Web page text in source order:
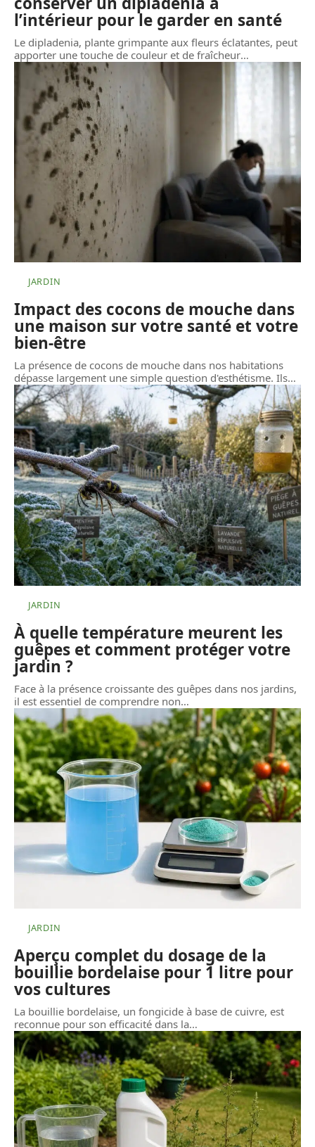
l’intérieur pour le garder en santé
Le dipladenia, plante grimpante aux fleurs éclatantes, peut
apporter une touche de couleur et de fraîcheur…
JARDIN
Impact des cocons de mouche dans
une maison sur votre santé et votre
bien-être
La présence de cocons de mouche dans nos habitations
dépasse largement une simple question d'esthétisme. Ils…
JARDIN
À quelle température meurent les
guêpes et comment protéger votre
jardin ?
Face à la présence croissante des guêpes dans nos jardins,
il est essentiel de comprendre non…
JARDIN
Aperçu complet du dosage de la
bouillie bordelaise pour 1 litre pour
vos cultures
La bouillie bordelaise, un fongicide à base de cuivre, est
reconnue pour son efficacité dans la…